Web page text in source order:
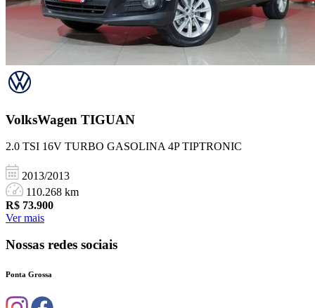
VolksWagen TIGUAN
2.0 TSI 16V TURBO GASOLINA 4P TIPTRONIC
2013/2013
110.268 km
R$ 73.900
Ver mais
Nossas redes sociais
Ponta Grossa